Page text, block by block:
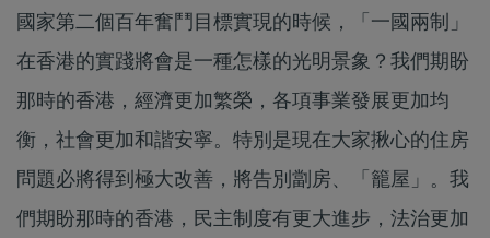
國家第二個百年奮鬥目標實現的時候，「一國兩制」
在香港的實踐將會是一種怎樣的光明景象？我們期盼
那時的香港，經濟更加繁榮，各項事業發展更加均
衡，社會更加和諧安寧。特別是現在大家揪心的住房
問題必將得到極大改善，將告別劏房、「籠屋」。我
們期盼那時的香港，民主制度有更大進步，法治更加